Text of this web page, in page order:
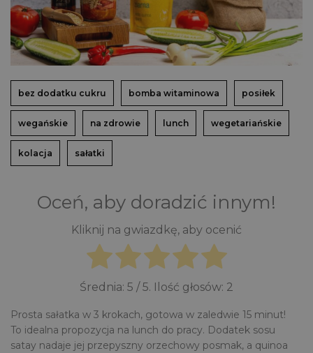
bez dodatku cukru bomba witaminowa posiłek
wegańskie na zdrowie lunch wegetariańskie
kolacja sałatki
Oceń, aby doradzić innym!
Kliknij na gwiazdkę, aby ocenić
Średnia: 5 / 5. Ilość głosów: 2
Prosta sałatka w 3 krokach, gotowa w zaledwie 15 minut!
To idealna propozycja na lunch do pracy. Dodatek sosu
satay nadaje jej przepyszny orzechowy posmak, a quinoa